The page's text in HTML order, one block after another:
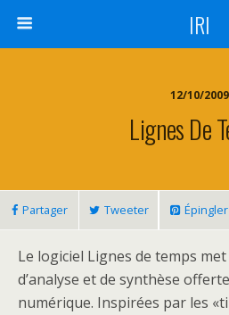
IRI
12/10/2009
Lignes De
Partager Tweeter Épingler
Le logiciel Lignes de temps
d’analyse et de synthèse
numérique. Inspirées par les